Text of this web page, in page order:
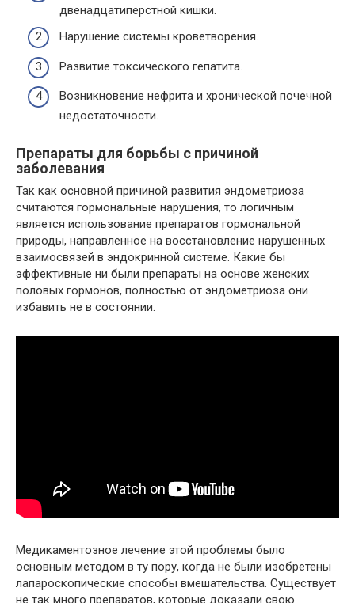
двенадцатиперстной кишки.
Нарушение системы кроветворения.
Развитие токсического гепатита.
Возникновение нефрита и хронической почечной
недостаточности.
Препараты для борьбы с причиной
заболевания
Так как основной причиной развития эндометриоза
считаются гормональные нарушения, то логичным
является использование препаратов гормональной
природы, направленное на восстановление нарушенных
взаимосвязей в эндокринной системе. Какие бы
эффективные ни были препараты на основе женских
половых гормонов, полностью от эндометриоза они
избавить не в состоянии.
Медикаментозное лечение этой проблемы было
основным методом в ту пору, когда не были изобретены
лапароскопические способы вмешательства. Существует
не так много препаратов, которые доказали свою